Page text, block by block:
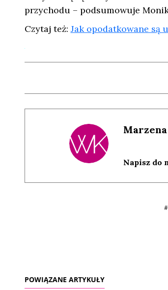
przychodu – podsumowuje
Czytaj też: Jak opodatkowane są
Napisz do
POWIĄZANE ARTYKUŁY